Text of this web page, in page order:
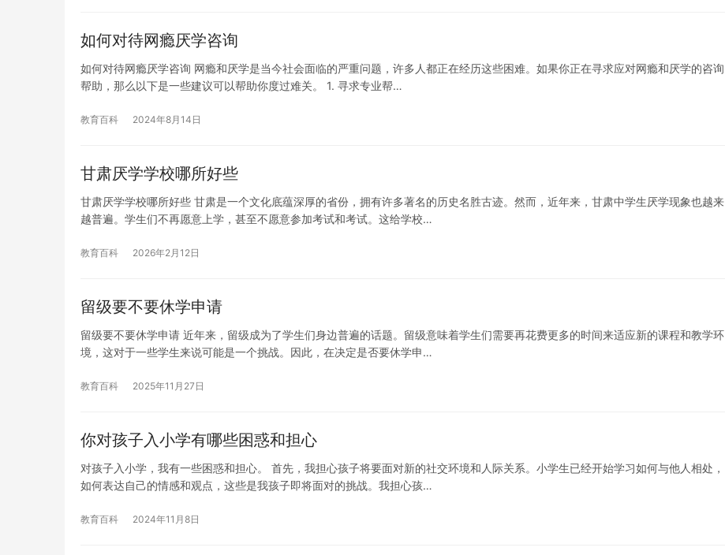
如何对待网瘾厌学咨询
如何对待网瘾厌学咨询 网瘾和厌学是当今社会面临的严重问题，许多人都正在经历这些困难。如果你正在寻求应对网瘾和厌学的咨询
帮助，那么以下是一些建议可以帮助你度过难关。 1. 寻求专业帮…
教育百科 2024年8月14日
甘肃厌学学校哪所好些
甘肃厌学学校哪所好些 甘肃是一个文化底蕴深厚的省份，拥有许多著名的历史名胜古迹。然而，近年来，甘肃中学生厌学现象也越来
越普遍。学生们不再愿意上学，甚至不愿意参加考试和考试。这给学校…
教育百科 2026年2月12日
留级要不要休学申请
留级要不要休学申请 近年来，留级成为了学生们身边普遍的话题。留级意味着学生们需要再花费更多的时间来适应新的课程和教学环
境，这对于一些学生来说可能是一个挑战。因此，在决定是否要休学申…
教育百科 2025年11月27日
你对孩子入小学有哪些困惑和担心
对孩子入小学，我有一些困惑和担心。 首先，我担心孩子将要面对新的社交环境和人际关系。小学生已经开始学习如何与他人相处，
如何表达自己的情感和观点，这些是我孩子即将面对的挑战。我担心孩…
教育百科 2024年11月8日